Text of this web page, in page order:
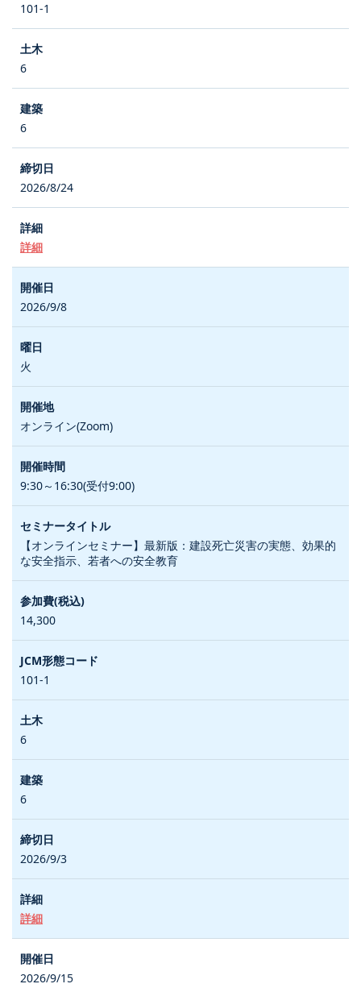
101-1
6
6
2026/8/24
詳細
2026/9/8
火
オンライン(Zoom)
9:30～16:30(受付9:00)
【オンラインセミナー】最新版：建設死亡災害の実態、効果的
な安全指示、若者への安全教育
14,300
101-1
6
6
2026/9/3
詳細
2026/9/15